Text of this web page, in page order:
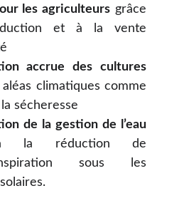
les agriculteurs grâce
et à la vente
accrue des cultures
climatiques comme
sécheresse
de la gestion de l’eau
la réduction de
sous les